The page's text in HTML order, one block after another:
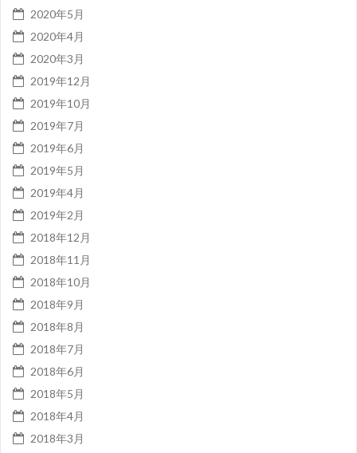
2020年5月
2020年4月
2020年3月
2019年12月
2019年10月
2019年7月
2019年6月
2019年5月
2019年4月
2019年2月
2018年12月
2018年11月
2018年10月
2018年9月
2018年8月
2018年7月
2018年6月
2018年5月
2018年4月
2018年3月